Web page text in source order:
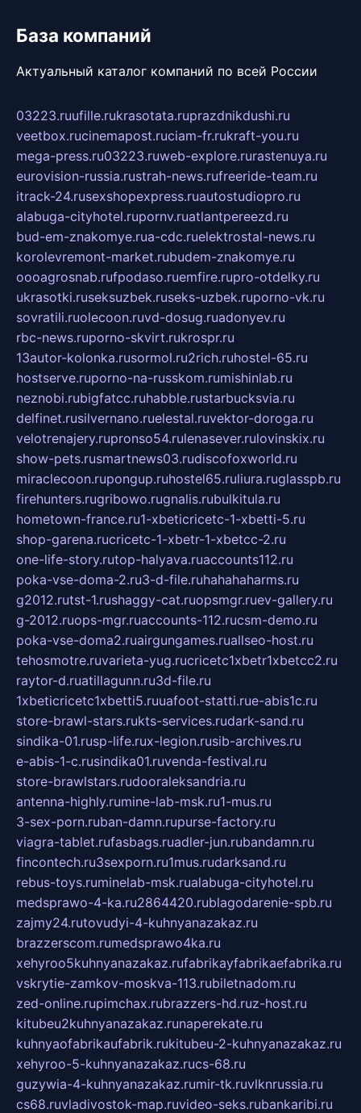
База компаний
Актуальный каталог компаний по всей России
03223.ruufille.rukrasotata.ruprazdnikdushi.ru
veetbox.rucinemapost.ruciam-fr.rukraft-you.ru
mega-press.ru03223.ruweb-explore.rurastenuya.ru
eurovision-russia.rustrah-news.rufreeride-team.ru
itrack-24.rusexshopexpress.ruautostudiopro.ru
alabuga-cityhotel.rupornv.ruatlantpereezd.ru
bud-em-znakomye.rua-cdc.ruelektrostal-news.ru
korolevremont-market.rubudem-znakomye.ru
oooagrosnab.rufpodaso.ruemfire.rupro-otdelky.ru
ukrasotki.ruseksuzbek.ruseks-uzbek.ruporno-vk.ru
sovratili.ruolecoon.ruvd-dosug.ruadonyev.ru
rbc-news.ruporno-skvirt.rukrospr.ru
13autor-kolonka.rusormol.ru2rich.ruhostel-65.ru
hostserve.ruporno-na-russkom.rumishinlab.ru
neznobi.rubigfatcc.ruhabble.rustarbucksvia.ru
delfinet.rusilvernano.ruelestal.ruvektor-doroga.ru
velotrenajery.rupronso54.rulenasever.rulovinskix.ru
show-pets.rusmartnews03.rudiscofoxworld.ru
miraclecoon.rupongup.ruhostel65.ruliura.ruglasspb.ru
firehunters.rugribowo.rugnalis.rubulkitula.ru
hometown-france.ru1-xbeticricetc-1-xbetti-5.ru
shop-garena.rucricetc-1-xbetr-1-xbetcc-2.ru
one-life-story.rutop-halyava.ruaccounts112.ru
poka-vse-doma-2.ru3-d-file.ruhahahaharms.ru
g2012.rutst-1.rushaggy-cat.ruopsmgr.ruev-gallery.ru
g-2012.ruops-mgr.ruaccounts-112.rucsm-demo.ru
poka-vse-doma2.ruairgungames.ruallseo-host.ru
tehosmotre.ruvarieta-yug.rucricetc1xbetr1xbetcc2.ru
raytor-d.ruatillagunn.ru3d-file.ru
1xbeticricetc1xbetti5.ruuafoot-statti.rue-abis1c.ru
store-brawl-stars.rukts-services.rudark-sand.ru
sindika-01.rusp-life.rux-legion.rusib-archives.ru
e-abis-1-c.rusindika01.ruvenda-festival.ru
store-brawlstars.rudooraleksandria.ru
antenna-highly.rumine-lab-msk.ru1-mus.ru
3-sex-porn.ruban-damn.rupurse-factory.ru
viagra-tablet.rufasbags.ruadler-jun.rubandamn.ru
fincontech.ru3sexporn.ru1mus.rudarksand.ru
rebus-toys.ruminelab-msk.rualabuga-cityhotel.ru
medsprawo-4-ka.ru2864420.rublagodarenie-spb.ru
zajmy24.rutovudyi-4-kuhnyanazakaz.ru
brazzerscom.rumedsprawo4ka.ru
xehyroo5kuhnyanazakaz.rufabrikayfabrikaefabrika.ru
vskrytie-zamkov-moskva-113.rubiletnadom.ru
zed-online.rupimchax.rubrazzers-hd.ruz-host.ru
kitubeu2kuhnyanazakaz.runaperekate.ru
kuhnyaofabrikaufabrik.rukitubeu-2-kuhnyanazakaz.ru
xehyroo-5-kuhnyanazakaz.rucs-68.ru
guzywia-4-kuhnyanazakaz.rumir-tk.ruvlknrussia.ru
cs68.ruvladivostok-map.ruvideo-seks.rubankaribi.ru